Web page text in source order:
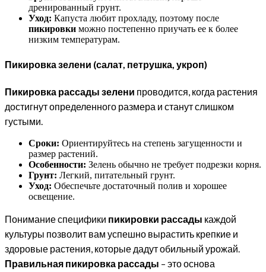
дренированный грунт.
Уход: Капуста любит прохладу, поэтому после
пикировки можно постепенно приучать ее к более
низким температурам.
Пикировка зелени (салат, петрушка, укроп)
Пикировка рассады зелени проводится, когда растения
достигнут определенного размера и станут слишком
густыми.
Сроки: Ориентируйтесь на степень загущенности и
размер растений.
Особенности: Зелень обычно не требует подрезки корня.
Грунт: Легкий, питательный грунт.
Уход: Обеспечьте достаточный полив и хорошее
освещение.
Понимание специфики пикировки рассады каждой
культуры позволит вам успешно вырастить крепкие и
здоровые растения, которые дадут обильный урожай.
Правильная пикировка рассады – это основа